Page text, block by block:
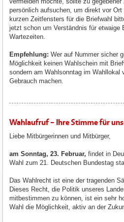
persönlich aufsuchen, um direkt vor Ort
kurzen Zeitfensters für die Briefwahl
jetzt schon um Verständnis für etwaige
Wartezeiten.
Empfehlung: Wer auf Nummer sicher
Möglichkeit keinen Wahlschein mit
sondern am Wahlsonntag im Wahllokal
Gebrauch machen.
Wahlaufruf – Ihre Stimme für
Liebe Mitbürgerinnen und Mitbürger,
am Sonntag, 23. Februar, findet in
Wahl zum 21. Deutschen Bundestag
Das Wahlrecht ist eine der tragenden
Dieses Recht, die Politik unseres
mitbestimmen zu können, ist ein sehr
Wahl die Möglichkeit, aktiv an der